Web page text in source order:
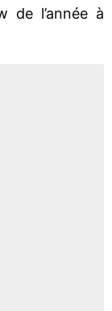
de l’année à